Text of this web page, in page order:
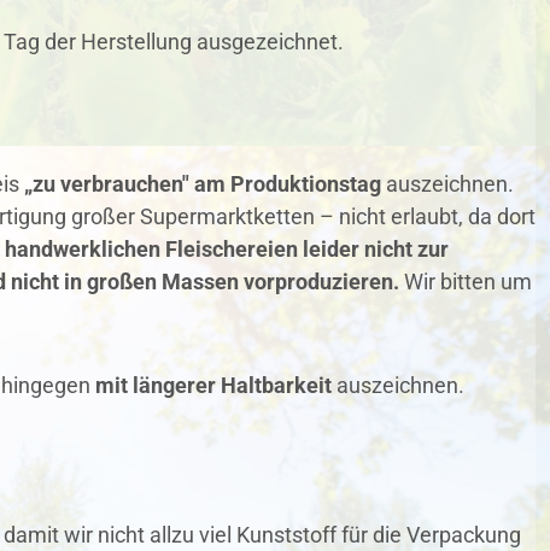
der Herstellung ausgezeichnet.
„zu verbrauchen" am Produktionstag auszeichnen.
großer Supermarktketten – nicht erlaubt, da dort
handwerklichen Fleischereien leider nicht zur
in großen Massen vorproduzieren. Wir bitten um
mit längerer Haltbarkeit auszeichnen.
wir nicht allzu viel Kunststoff für die Verpackung